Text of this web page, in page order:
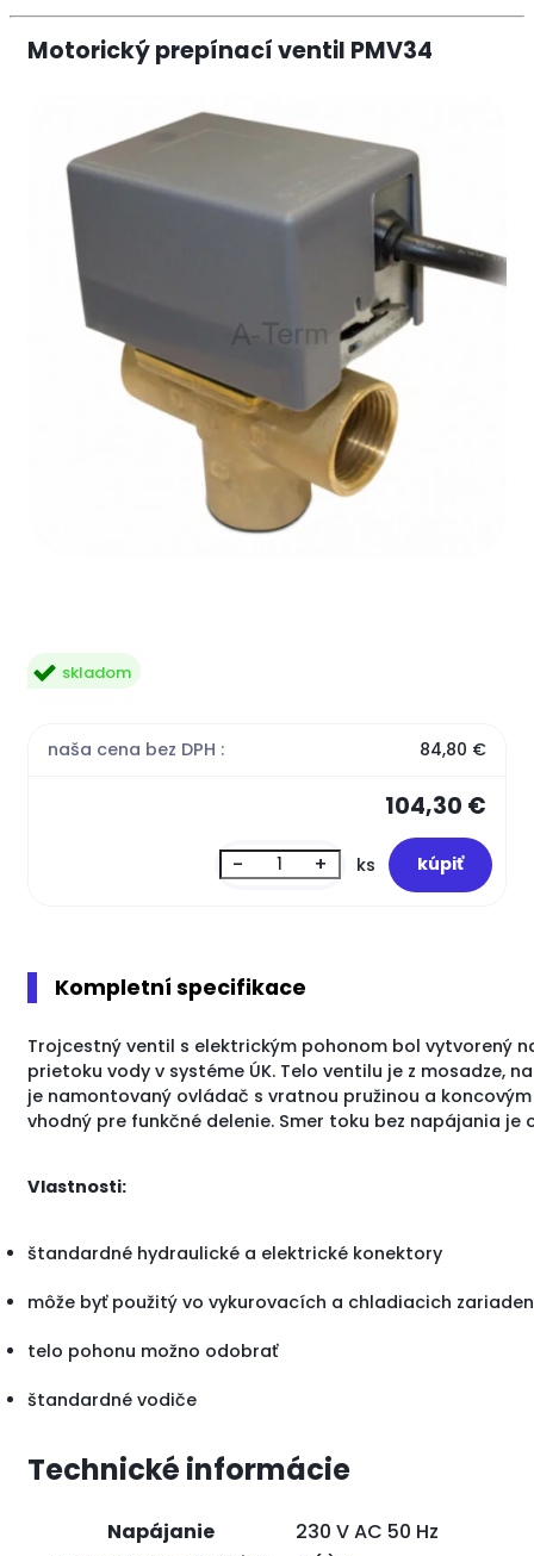
Motorický prepínací ventil PMV34
skladom
naša cena bez DPH : 84,80 €
104,30 €
- + ks
Kompletní specifikace
Trojcestný ventil s elektrickým pohonom bol vytvorený
prietoku vody v systéme ÚK. Telo ventilu je z mosadze, na
je namontovaný ovládač s vratnou pružinou a koncovým
vhodný pre funkčné delenie. Smer toku bez napájania je
Vlastnosti:
štandardné hydraulické a elektrické konektory
môže byť použitý vo vykurovacích a chladiacich
telo pohonu možno odobrať
štandardné vodiče
Technické informácie
Napájanie
230 V AC 50 Hz